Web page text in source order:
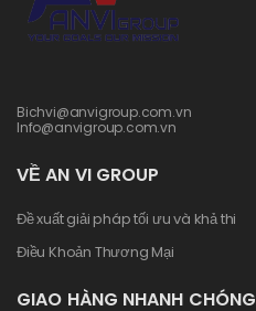
Bichvi@anvigroup.com.vn
Info@anvigroup.com.vn
VỀ AN VI GROUP
Đề xuất giải pháp tối ưu và khả thi
Điều Khoản Thương Mại
GIAO HÀNG NHANH CHÓNG